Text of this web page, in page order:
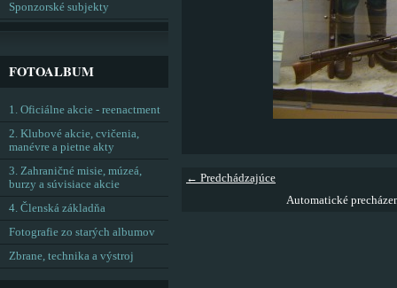
← Predchádzajúce
Automatické
Sponzorské subjekty
FOTOALBUM
1. Oficiálne akcie - reenactment
2. Klubové akcie, cvičenia,
manévre a pietne akty
3. Zahraničné misie, múzeá,
burzy a súvisiace akcie
4. Členská základňa
Fotografie zo starých albumov
Zbrane, technika a výstroj